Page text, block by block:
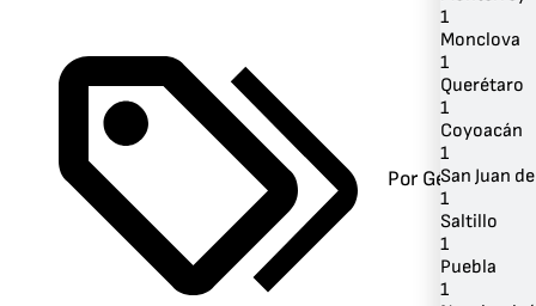
Por Género
1
Monclova
1
Querétaro
1
Coyoacán
1
San Juan
1
Saltillo
1
Puebla
1